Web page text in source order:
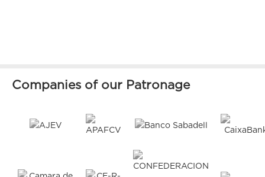
Companies of our Patronage